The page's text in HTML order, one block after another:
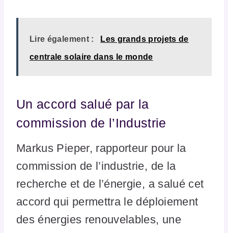
Lire également : Les grands projets de
centrale solaire dans le monde
Un accord salué par la
commission de l’Industrie
Markus Pieper, rapporteur pour la
commission de l’industrie, de la
recherche et de l’énergie, a salué cet
accord qui permettra le déploiement
des énergies renouvelables, une